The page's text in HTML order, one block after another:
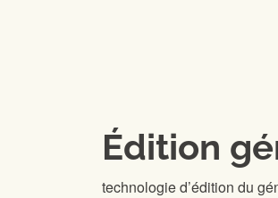
Édition
technologie d’édition du